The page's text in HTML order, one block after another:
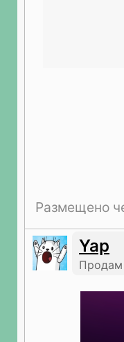
Размещено
Yap
Продам